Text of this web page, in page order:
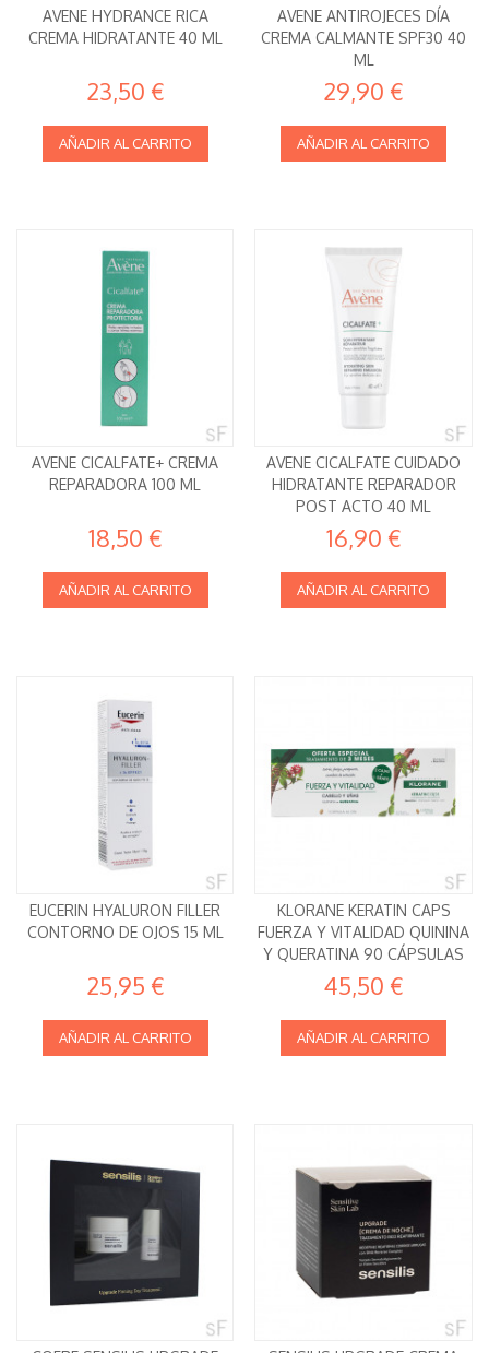
AVENE HYDRANCE RICA
CREMA HIDRATANTE 40 ML
23,50 €
AÑADIR AL CARRITO
AVENE ANTIROJECES DÍA
CREMA CALMANTE SPF30 40
ML
29,90 €
AÑADIR AL CARRITO
AVENE CICALFATE+ CREMA
REPARADORA 100 ML
18,50 €
AÑADIR AL CARRITO
AVENE CICALFATE CUIDADO
HIDRATANTE REPARADOR
POST ACTO 40 ML
16,90 €
AÑADIR AL CARRITO
EUCERIN HYALURON FILLER
CONTORNO DE OJOS 15 ML
25,95 €
AÑADIR AL CARRITO
KLORANE KERATIN CAPS
FUERZA Y VITALIDAD QUININA
Y QUERATINA 90 CÁPSULAS
45,50 €
AÑADIR AL CARRITO